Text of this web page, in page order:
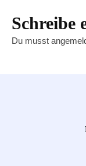
Schreibe
Du musst